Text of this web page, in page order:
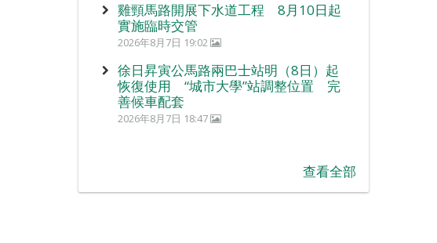
雞頸馬路開展下水道工程 8月10日起
實施臨時交管
2026年8月7日 19:02
徐日昇寅公馬路兩巴士站明（8日）起
恢復使用 “城市大學”站調整位置 完
善候車配套
2026年8月7日 18:47
查看全部